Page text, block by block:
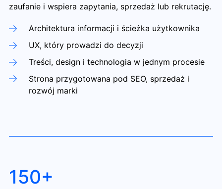
zaufanie i wspiera zapytania, sprzedaż lub rekrutację.
Architektura informacji i ścieżka użytkownika
UX, który prowadzi do decyzji
Treści, design i technologia w jednym procesie
Strona przygotowana pod SEO, sprzedaż i
rozwój marki
150+